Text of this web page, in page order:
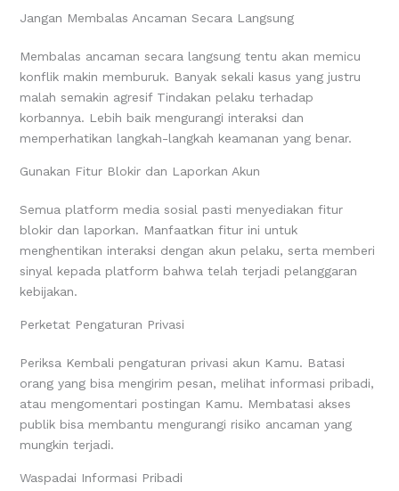
Jangan Membalas Ancaman Secara Langsung
Membalas ancaman secara langsung tentu akan memicu
konflik makin memburuk. Banyak sekali kasus yang justru
malah semakin agresif Tindakan pelaku terhadap
korbannya. Lebih baik mengurangi interaksi dan
memperhatikan langkah-langkah keamanan yang benar.
Gunakan Fitur Blokir dan Laporkan Akun
Semua platform media sosial pasti menyediakan fitur
blokir dan laporkan. Manfaatkan fitur ini untuk
menghentikan interaksi dengan akun pelaku, serta memberi
sinyal kepada platform bahwa telah terjadi pelanggaran
kebijakan.
Perketat Pengaturan Privasi
Periksa Kembali pengaturan privasi akun Kamu. Batasi
orang yang bisa mengirim pesan, melihat informasi pribadi,
atau mengomentari postingan Kamu. Membatasi akses
publik bisa membantu mengurangi risiko ancaman yang
mungkin terjadi.
Waspadai Informasi Pribadi